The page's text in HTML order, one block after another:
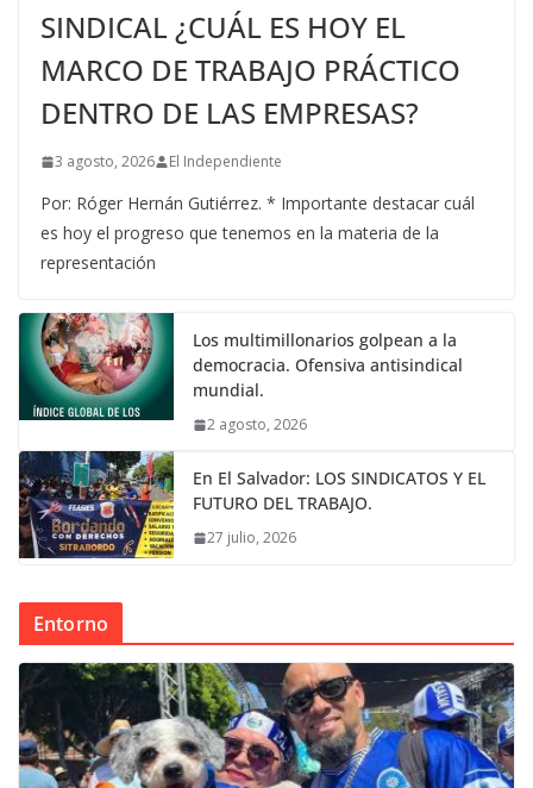
SINDICAL ¿CUÁL ES HOY EL
MARCO DE TRABAJO PRÁCTICO
DENTRO DE LAS EMPRESAS?
3 agosto, 2026 El Independiente
Por: Róger Hernán Gutiérrez. * Importante destacar cuál
es hoy el progreso que tenemos en la materia de la
representación
Los multimillonarios golpean a la
democracia. Ofensiva antisindical
mundial.
2 agosto, 2026
En El Salvador: LOS SINDICATOS Y EL
FUTURO DEL TRABAJO.
27 julio, 2026
Entorno